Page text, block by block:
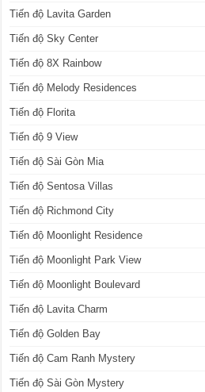
Tiến độ Lavita Garden
Tiến độ Sky Center
Tiến độ 8X Rainbow
Tiến độ Melody Residences
Tiến độ Florita
Tiến độ 9 View
Tiến độ Sài Gòn Mia
Tiến độ Sentosa Villas
Tiến độ Richmond City
Tiến độ Moonlight Residence
Tiến độ Moonlight Park View
Tiến độ Moonlight Boulevard
Tiến độ Lavita Charm
Tiến độ Golden Bay
Tiến độ Cam Ranh Mystery
Tiến độ Sài Gòn Mystery